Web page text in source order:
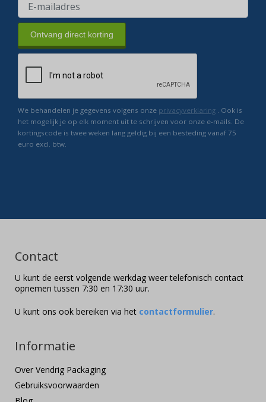
Ontvang direct korting
We behandelen je gegevens volgens onze privacyverklaring . Ook is
het mogelijk je op elk moment uit te schrijven voor onze e-mails. De
kortingscode is twee weken lang geldig bij een besteding vanaf 75
euro excl. btw.
Contact
U kunt de eerst volgende werkdag weer telefonisch contact
opnemen tussen 7:30 en 17:30 uur.
U kunt ons ook bereiken via het contactformulier.
Informatie
Over Vendrig Packaging
Gebruiksvoorwaarden